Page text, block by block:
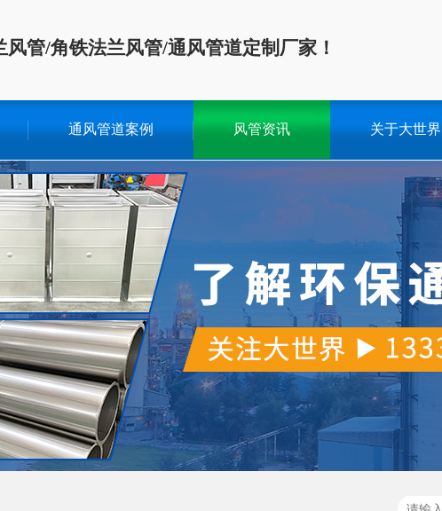
管/角铁法兰风管/通风管道定制厂家！
通风管道案例 风管资讯 关于大世界